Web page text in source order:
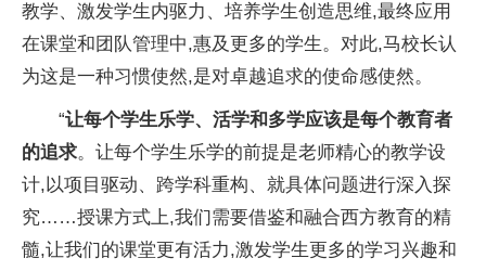
教学、激发学生内驱力、培养学生创造思维,最终应用
在课堂和团队管理中,惠及更多的学生。对此,马校长认
为这是一种习惯使然,是对卓越追求的使命感使然。
“让每个学生乐学、活学和多学应该是每个教育者
的追求。让每个学生乐学的前提是老师精心的教学设
计,以项目驱动、跨学科重构、就具体问题进行深入探
究……授课方式上,我们需要借鉴和融合西方教育的精
髓,让我们的课堂更有活力,激发学生更多的学习兴趣和